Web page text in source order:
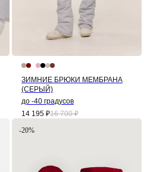
ЗИМНИЕ БРЮКИ МЕМБРАНА
(СЕРЫЙ)
до -40 градусов
14 195 ₽16 700 ₽
-20%